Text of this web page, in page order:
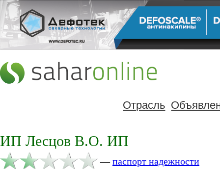
Отрасль
ИП Лесцов В.О. ИП
—паспорт надежности